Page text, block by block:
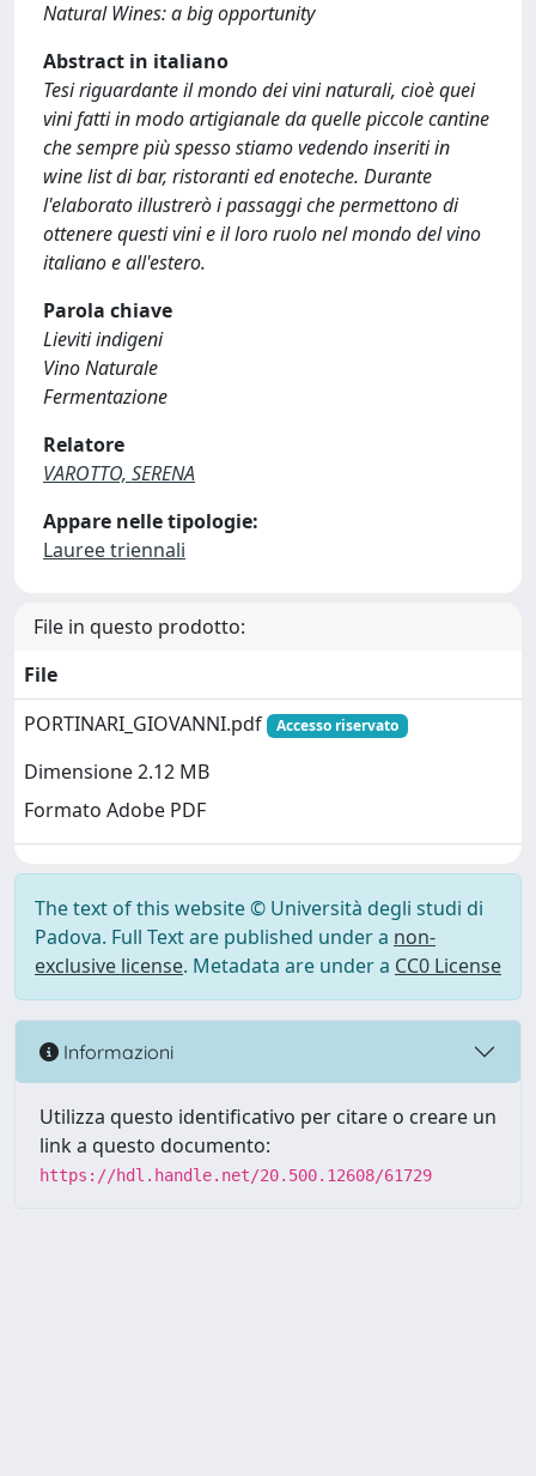
Natural Wines: a big opportunity
Abstract in italiano
Tesi riguardante il mondo dei vini naturali, cioè quei
vini fatti in modo artigianale da quelle piccole cantine
che sempre più spesso stiamo vedendo inseriti in
wine list di bar, ristoranti ed enoteche. Durante
l'elaborato illustrerò i passaggi che permettono di
ottenere questi vini e il loro ruolo nel mondo del vino
italiano e all'estero.
Parola chiave
Lieviti indigeni
Vino Naturale
Fermentazione
Relatore
VAROTTO, SERENA
Appare nelle tipologie:
Lauree triennali
File in questo prodotto:
File
PORTINARI_GIOVANNI.pdf
Accesso riservato
Dimensione 2.12 MB
Formato Adobe PDF
The text of this website © Università degli studi di
Padova. Full Text are published under a non-
exclusive license. Metadata are under a CC0 License
Informazioni
Utilizza questo identificativo per citare o creare un
link a questo documento:
https://hdl.handle.net/20.500.12608/61729